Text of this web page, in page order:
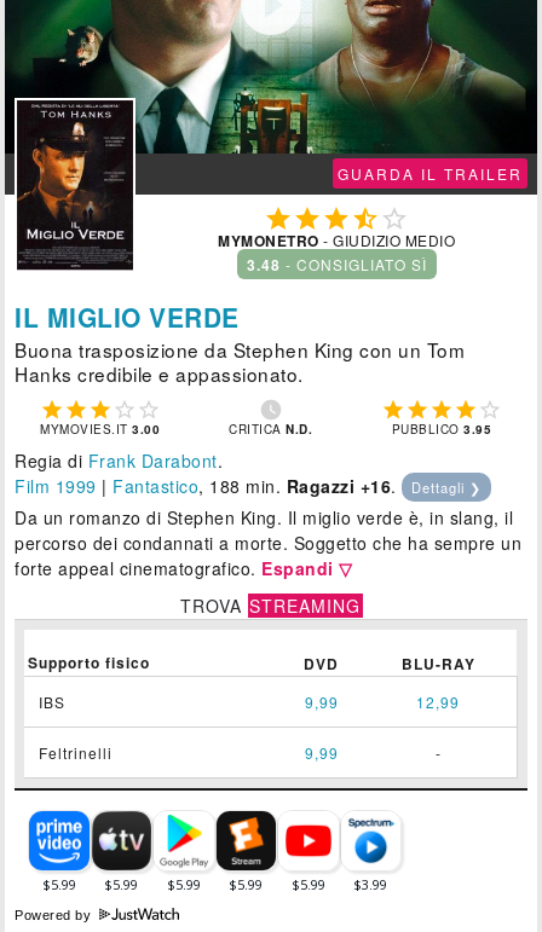
GUARDA IL TRAILER
 
MYMONETRO - GIUDIZIO MEDIO
3.48 - CONSIGLIATO SÌ
IL MIGLIO VERDE
Buona trasposizione da Stephen King con un Tom
Hanks credibile e appassionato.
    
MYMOVIES.IT3.00

CRITICAN.D.
    
PUBBLICO3.95
Regia di Frank Darabont.
Film 1999 | Fantastico, 188 min. Ragazzi +16. Dettagli ❯
Da un romanzo di Stephen King. Il miglio verde è, in slang, il
percorso dei condannati a morte. Soggetto che ha sempre un
forte appeal cinematografico. Espandi ▽
TROVA STREAMING
Supporto fisico DVD BLU-RAY
IBS 9,99 12,99
Feltrinelli 9,99 -
Powered by